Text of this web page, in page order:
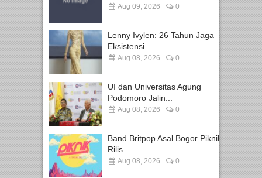
Aug 09, 2026 0
Lenny Ivylen: 26 Tahun Jaga
Eksistensi...
Aug 08, 2026 0
UI dan Universitas Agung
Podomoro Jalin...
Aug 08, 2026 0
Band Britpop Asal Bogor Piknik
Rilis...
Aug 08, 2026 0